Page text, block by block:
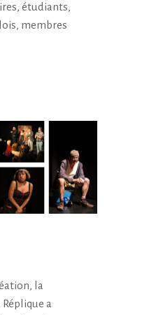
étudiants,
membres
la
a